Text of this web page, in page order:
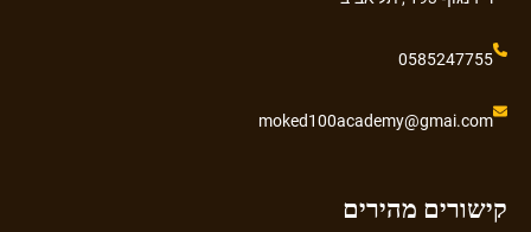
0585247755
moked100academy@gmai.com
קישורים מהירים